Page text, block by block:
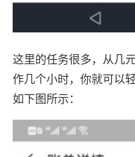
这里的任务很多，从几
作几个小时，你就可以
如下图所示：